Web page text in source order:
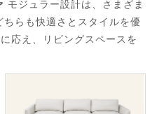
モジュラー設計は、さまざま
らも快適さとスタイルを優
応え、リビングスペースを